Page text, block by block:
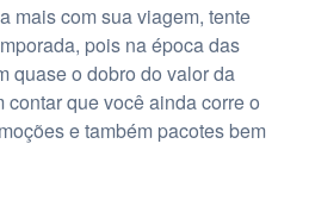
mais com sua viagem, tente
pois na época das
quase o dobro do valor da
contar que você ainda corre o
e também pacotes bem